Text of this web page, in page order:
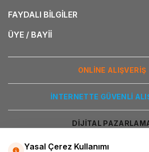
FAYDALI BİLGİLER
ÜYE / BAYİİ
ONLİNE ALIŞVERİŞ
İNTERNETTE GÜVENLİ
DİJİTAL
Yasal Çerez Kullanımı